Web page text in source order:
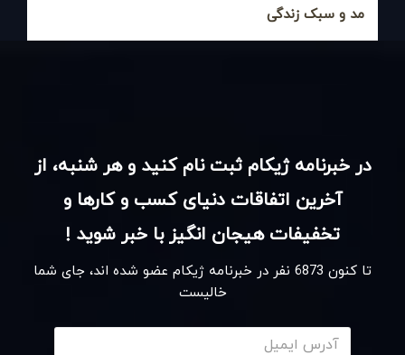
مد و سبک زندگی
در خبرنامه ژیکام ثبت نام کنید و هر شنبه، از
آخرین اتفاقات دنیای کسب و کارها و
تخفیفات هیجان انگیز با خبر شوید !
تا کنون 6873 نفر در خبرنامه ژیکام عضو شده اند، جای شما
خالیست